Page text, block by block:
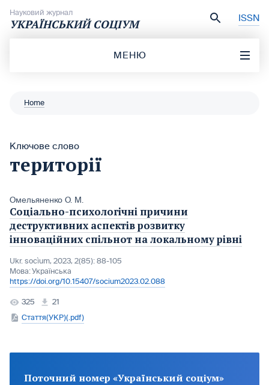
Науковий журнал
УКРАЇНСЬКИЙ СОЦІУМ ISSN
МЕНЮ
Home
Ключове слово
території
Омельяненко О. М.
Соціально-психологічні причини
деструктивних аспектів розвитку
інноваційних спільнот на локальному рівні
Ukr. socìum, 2023, 2(85): 88-105
Мова:Українська
https://doi.org/10.15407/socium2023.02.088
325
21
Стаття(УКР)(.pdf)
Поточний номер «Український соціум»